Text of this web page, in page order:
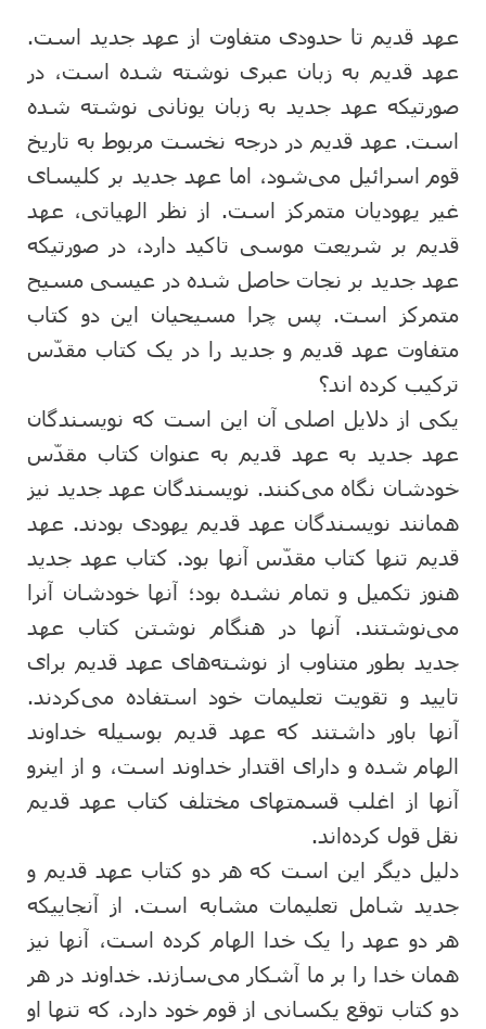
عهد قدیم تا حدودی متفاوت از عهد جدید است.
عهد قدیم به زبان عبری نوشته شده است، در
صورتیکه عهد جدید به زبان یونانی نوشته شده
است. عهد قدیم در درجه نخست مربوط به تاریخ
قوم اسرائیل می‌شود، اما عهد جدید بر کلیسای
غیر یهودیان متمرکز است. از نظر الهیاتی، عهد
قدیم بر شریعت موسی تاکید دارد، در صورتیکه
عهد جدید بر نجات حاصل شده در عیسی مسیح
متمرکز است. پس چرا مسیحیان این دو کتاب
متفاوت عهد قدیم و جدید را در یک کتاب مقدّس
ترکیب کرده اند؟
یکی از دلایل اصلی آن این است که نویسندگان
عهد جدید به عهد قدیم به عنوان کتاب مقدّس
خودشان نگاه می‌کنند. نویسندگان عهد جدید نیز
همانند نویسندگان عهد قدیم یهودی بودند. عهد
قدیم تنها کتاب مقدّس آنها بود. کتاب عهد جدید
هنوز تکمیل و تمام نشده بود؛ آنها خودشان آنرا
می‌نوشتند. آنها در هنگام نوشتن کتاب عهد
جدید بطور متناوب از نوشته‌های عهد قدیم برای
تایید و تقویت تعلیمات خود استفاده می‌کردند.
آنها باور داشتند که عهد قدیم بوسیله خداوند
الهام شده و دارای اقتدار خداوند است، و از اینرو
آنها از اغلب قسمتهای مختلف کتاب عهد قدیم
نقل قول کرده‌اند.
دلیل دیگر این است که هر دو کتاب عهد قدیم و
جدید شامل تعلیمات مشابه است. از آنجاییکه
هر دو عهد را یک خدا الهام کرده است، آنها نیز
همان خدا را بر ما آشکار می‌سازند. خداوند در هر
دو کتاب توقع یکسانی از قوم خود دارد، که تنها او